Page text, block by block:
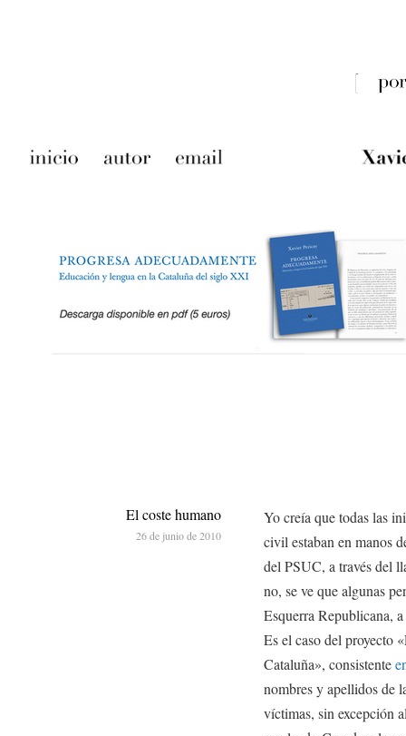
Yo creía que todas las
civil estaban en manos
del PSUC, a través del
no, se ve que algunas
Esquerra Republicana,
Es el caso del proyecto
Cataluña», consistente
nombres y apellidos de
víctimas, sin excepción
El coste humano
26 de junio de 2010